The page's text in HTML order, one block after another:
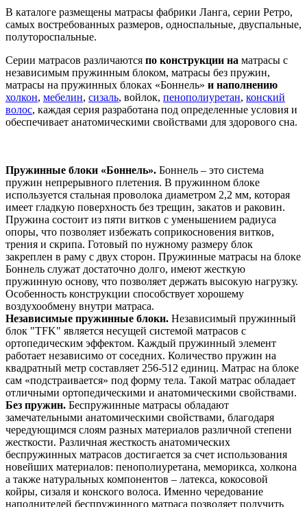
В каталоге размещены матрасы фабрики Ланга, серии Ретро,
самых востребованных размеров, односпальные, двуспальные,
полутороспальные.
Серии матрасов различаются по конструкции на матрасы с
независимым пружинным блоком, матрасы без пружин,
матрасы на пружинных блоках «Боннель» и наполнению
холкон, мебелин, сизаль, войлок, пенополиуретан, конский
волос, каждая серия разработана под определенные условия и
обеспечивает анатомическими свойствами для здорового сна.
Пружинные блоки «Боннель». Боннель – это система
пружин непрерывного плетения. В пружинном блоке
используется стальная проволока диаметром 2,2 мм, которая
имеет гладкую поверхность без трещин, закатов и раковин.
Пружина состоит из пяти витков с уменьшением радиуса
опоры, что позволяет избежать соприкосновения витков,
трения и скрипа. Готовый по нужному размеру блок
закреплен в раму с двух сторон. Пружинные матрасы на блоке
Боннель служат достаточно долго, имеют жесткую
пружинную основу, что позволяет держать высокую нагрузку.
Особенность конструкции способствует хорошему
воздухообмену внутри матраса.
Независимые пружинные блоки. Независимый пружинный
блок "TFK" является несущей системой матрасов с
ортопедическим эффектом. Каждый пружинный элемент
работает независимо от соседних. Количество пружин на
квадратный метр составляет 256-512 единиц. Матрас на блоке
сам «подстраивается» под форму тела. Такой матрас обладает
отличными ортопедическими и анатомическими свойствами.
Без пружин. Беспружинные матрасы обладают
замечательными анатомическими свойствами, благодаря
чередующимся слоям разных материалов различной степени
жесткости. Различная жесткость анатомических
беспружинных матрасов достигается за счет использования
новейших материалов: пенополиуретана, меморикса, холкона
а также натуральных компонентов – латекса, кокосовой
койры, сизаля и конского волоса. Именно чередование
наполнителей беспружинного матраса позволяет получить